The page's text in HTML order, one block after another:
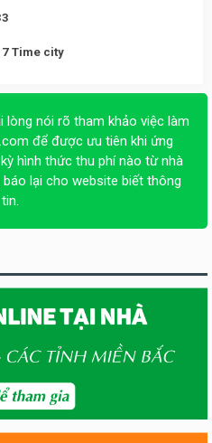
Time city
lòng nói rõ tham khảo việc làm
để được ưu tiên khi ứng
hình thức thu phí nào từ nhà
lại cho website biết thông
tin.